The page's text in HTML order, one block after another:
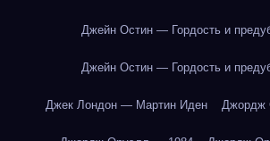
Джейн Остин — Гордость и
Джейн Остин — Гордость и
Джек Лондон — Мартин Иден Джордж